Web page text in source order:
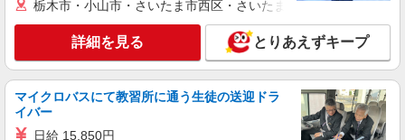
夜勤手当6000円/4回を含む 〇資格手当 〇職種手当
〇業務手当 〇時間外勤務手当 〇夜勤手当 〇深夜
勤務手当 〇休日勤務手当 〇年末年始勤務手当
名東町7番1
詳細を見る
パート
エイジフリーハウス岡崎六名
サービス付き高齢者向け住宅／介護職／16-20
栃木市・小山市・さいたま市西区・さいたま市岩槻区・久喜市・
詳細を見る とりあえずキープ
マイクロバスにて教習所に通う生徒の送迎ドラ
イバー
日給 15,850円